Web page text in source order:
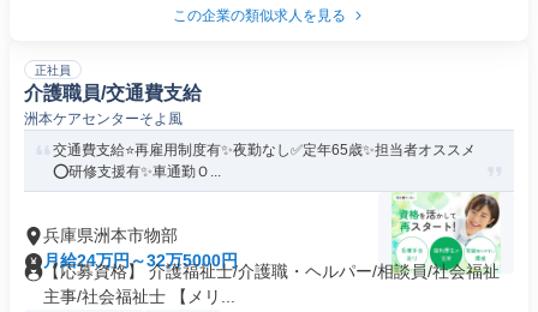
この企業の類似求人を見る
正社員
介護職員/交通費支給
洲本ケアセンターそよ風
交通費支給⭐️再雇用制度有✨夜勤なし✅️定年65歳✨担当者オススメ
⭕️研修支援有✨車通勤Ｏ...
兵庫県洲本市物部
月給24万円～32万5000円
【応募資格】 介護福祉士/介護職・ヘルパー/相談員/社会福祉
主事/社会福祉士 【メリ...